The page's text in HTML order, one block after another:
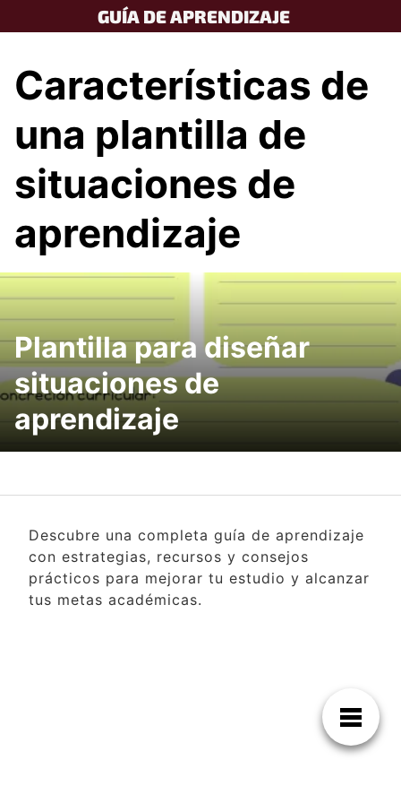
to
GUÍA DE APRENDIZAJE
Características de
una plantilla de
situaciones de
aprendizaje
Plantilla para diseñar
situaciones de
aprendizaje
Descubre una completa guía de aprendizaje
con estrategias, recursos y consejos
prácticos para mejorar tu estudio y alcanzar
tus metas académicas.